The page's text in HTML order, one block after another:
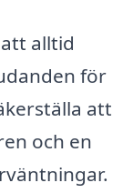
alltid
för
att
och en